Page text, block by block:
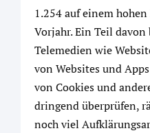
1.254 auf einem
Vorjahr. Ein Teil
Telemedien wie
von Websites und
von Cookies und
dringend überprüfen,
noch viel